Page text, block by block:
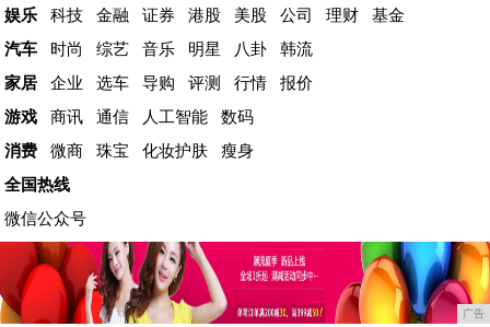
娱乐
科技 金融 证券 港股 美股 公司 理财
基金
汽车
时尚 综艺 音乐 明星 八卦
韩流
家居
企业 选车 导购 评测 行情
报价
游戏
商讯 通信 人工智能
数码
消费
微商 珠宝 化妆护肤
瘦身
全国热线
微信公众号
广告